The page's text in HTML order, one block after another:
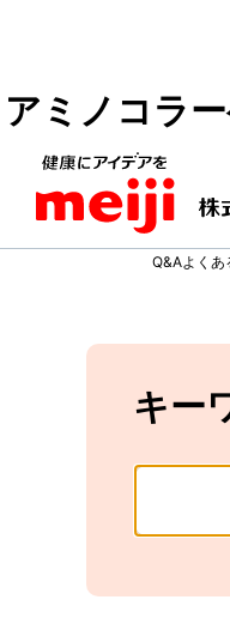
アミノコラ
Q&Aよくあ
キー